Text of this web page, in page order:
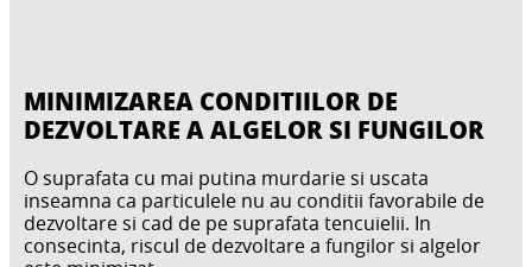
MINIMIZAREA CONDITIILOR DE
DEZVOLTARE A ALGELOR SI FUNGILOR
O suprafata cu mai putina murdarie si uscata
inseamna ca particulele nu au conditii favorabile de
dezvoltare si cad de pe suprafata tencuielii. In
consecinta, riscul de dezvoltare a fungilor si algelor